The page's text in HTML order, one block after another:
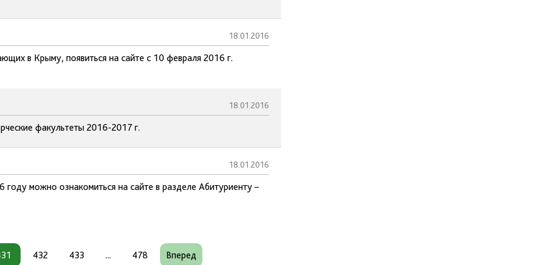
18.01.2016
в Крыму, появиться на сайте с 10 февраля 2016 г.
18.01.2016
факультеты 2016-2017 г.
18.01.2016
можно ознакомиться на сайте в разделе Абитуриенту –
432 433 ... 478 Вперед